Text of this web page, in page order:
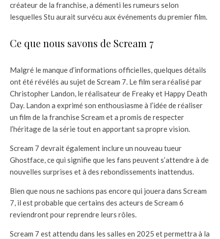
créateur de la franchise, a démenti les rumeurs selon
lesquelles Stu aurait survécu aux événements du premier film.
Ce que nous savons de Scream 7
Malgré le manque d’informations officielles, quelques détails
ont été révélés au sujet de Scream 7. Le film sera réalisé par
Christopher Landon, le réalisateur de Freaky et Happy Death
Day. Landon a exprimé son enthousiasme à l’idée de réaliser
un film de la franchise Scream et a promis de respecter
l’héritage de la série tout en apportant sa propre vision.
Scream 7 devrait également inclure un nouveau tueur
Ghostface, ce qui signifie que les fans peuvent s’attendre à de
nouvelles surprises et à des rebondissements inattendus.
Bien que nous ne sachions pas encore qui jouera dans Scream
7, il est probable que certains des acteurs de Scream 6
reviendront pour reprendre leurs rôles.
Scream 7 est attendu dans les salles en 2025 et permettra à la